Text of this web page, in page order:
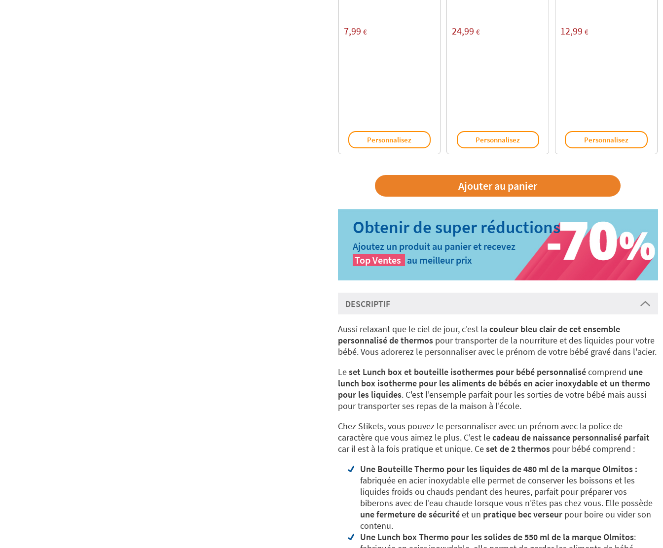
7,99 €
Personnalisez
24,99 €
Personnalisez
12,99 €
Personnalisez
Ajoutez un produit au panier et recevez
Top Ventes au meilleur prix
DESCRIPTIF
Aussi relaxant que le ciel de jour, c'est la couleur bleu clair de cet ensemble
personnalisé de thermospour transporter de la nourriture et des liquides pour votre
bébé. Vous adorerez le personnaliser avec le prénom de votre bébé gravé dans l'acier.
Leset Lunch box et bouteille isothermes pour bébé personnalisécomprend une
lunch box isotherme pour les aliments de bébés en acier inoxydable et un thermo
pour les liquides. C'est l'ensemple parfait pour les sorties de votre bébé mais aussi
pour transporter ses repas de la maison à l'école.
Chez Stikets, vous pouvez le personnaliser avec un prénom avec la police de
caractère que vous aimez le plus. C'est lecadeau de naissance personnalisé parfait
car il est à la fois pratique et unique. Ceset de 2 thermos pour bébé comprend :
Une Bouteille Thermo pour les liquides de 480 ml de la marque Olmitos :
fabriquée en acier inoxydable elle permet de conserver les boissons et les
liquides froids ou chauds pendant des heures, parfait pour préparer vos
biberons avec de l'eau chaude lorsque vous n'êtes pas chez vous. Elle possède
une fermeture de sécuritéet un pratique bec verseur pour boire ou vider son
contenu.
Une Lunch box Thermo pour les solides de 550 ml de la marque Olmitos: